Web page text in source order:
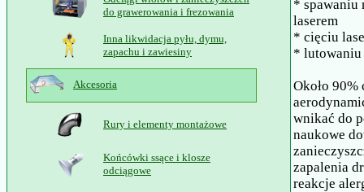
do grawerowania i frezowania
Inna likwidacja pyłu, dymu,
zapachu i zawiesiny
Akcesoria
Rury i elementy montażowe
Końcówki ssące i klosze
odciągowe
* spawaniu
laserem
* cięciu
* lutowaniu
Około
wnikać do
naukowe
zapalenia
reakcje